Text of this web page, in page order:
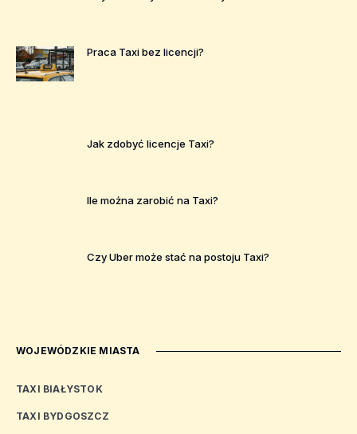
Praca Taxi bez licencji?
Jak zdobyć licencje Taxi?
Ile można zarobić na Taxi?
Czy Uber może stać na postoju Taxi?
WOJEWÓDZKIE MIASTA
TAXI BIAŁYSTOK
TAXI BYDGOSZCZ